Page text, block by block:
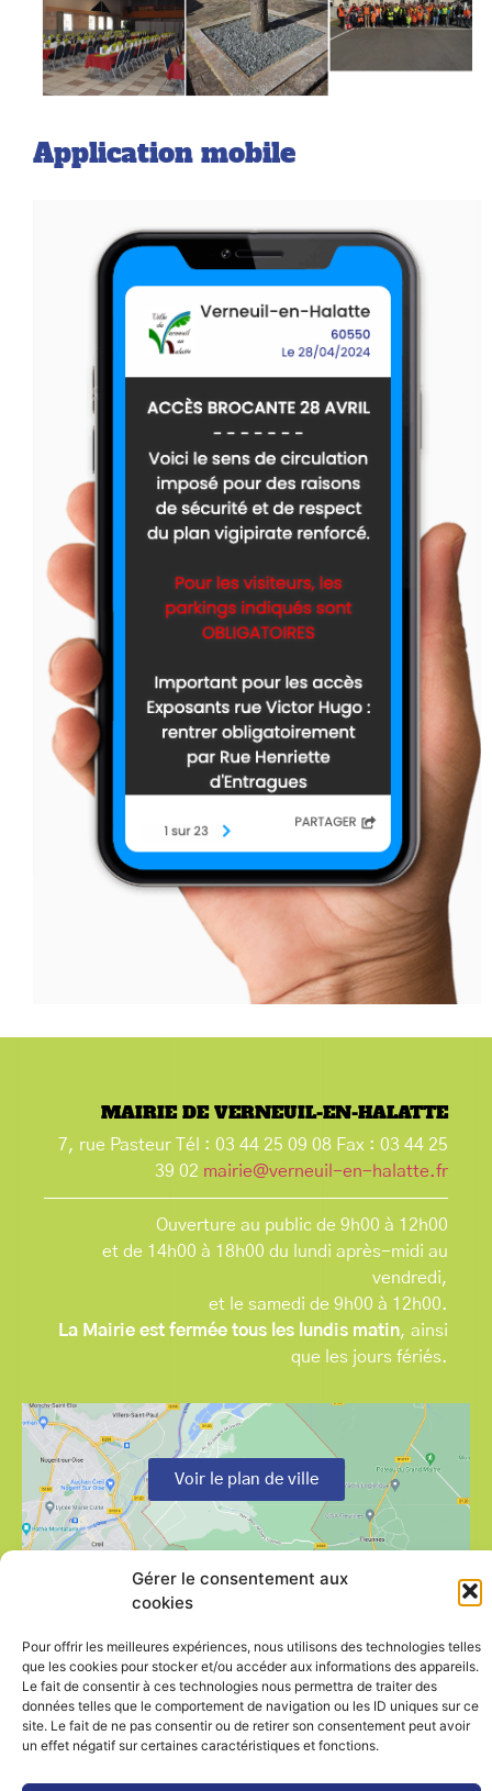
Gérer le consentement aux
cookies
Pour offrir les meilleures expériences, nous utilisons des technologies telles
que les cookies pour stocker et/ou accéder aux informations des appareils.
Le fait de consentir à ces technologies nous permettra de traiter des
données telles que le comportement de navigation ou les ID uniques sur ce
site. Le fait de ne pas consentir ou de retirer son consentement peut avoir
un effet négatif sur certaines caractéristiques et fonctions.
Application mobile
MAIRIE DE VERNEUIL-EN-HALATTE
7, rue Pasteur Tél : 03 44 25 09 08 Fax : 03 44 25
39 02 mairie@verneuil-en-halatte.fr
Ouverture au public de 9h00 à 12h00
et de 14h00 à 18h00 du lundi après-midi au
vendredi,
et le samedi de 9h00 à 12h00.
La Mairie est fermée tous les lundis matin, ainsi
que les jours fériés.
Voir le plan de ville
Contactez-nous
Politique de cookies (UE)